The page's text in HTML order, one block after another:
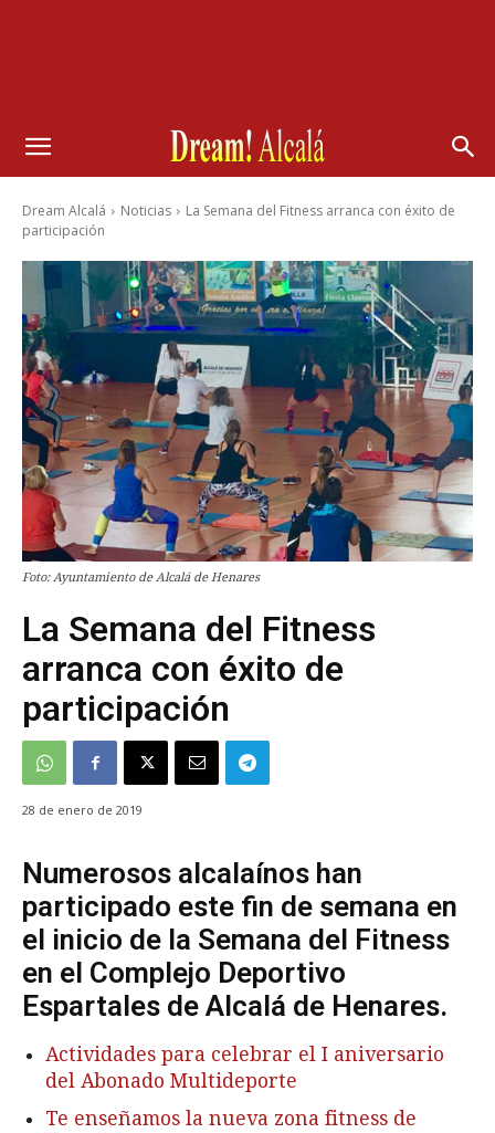
Dream Alcalá Noticias
La Semana del Fitness arranca con éxito de
participación
Foto: Ayuntamiento de Alcalá de Henares
La Semana del Fitness
arranca con éxito de
participación
28 de enero de 2019
Numerosos alcalaínos han
participado este fin de semana en
el inicio de la Semana del Fitness
en el Complejo Deportivo
Espartales de Alcalá de Henares.
Actividades para celebrar el I aniversario
del Abonado Multideporte
Te enseñamos la nueva zona fitness de